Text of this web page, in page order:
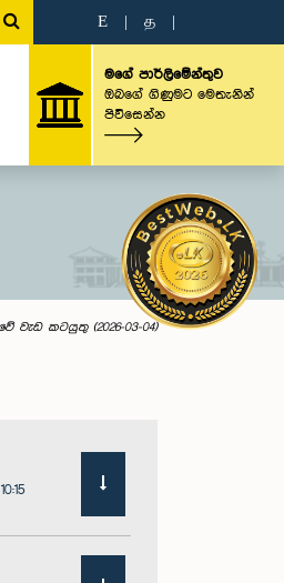
E த
මගේ පාර්ලිමේන්තුව
ඔබගේ ගිණුමට මෙතැනින්
පිවිසෙන්න
වැඩ කටයුතු (2026-03-04)